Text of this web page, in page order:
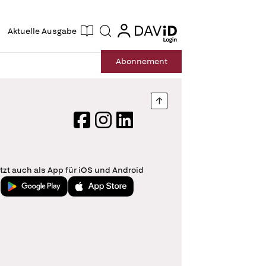
Aktuelle Ausgabe Suche login
login
Abonnement
Nach oben springen
FacebookInstagram
LinkedIn
auch als App für iOS und Android
Jetzt bei Google PlayLaden im App Store